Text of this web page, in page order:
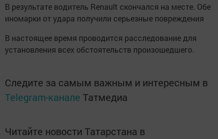
В результате водитель Renault скончался на месте. Обе
иномарки от удара получили серьезные повреждения
В настоящее время проводится расследование для
установления всех обстоятельств произошедшего.
Следите за самым важным и интересным в
Telegram-канале Татмедиа
Читайте новости Татарстана в